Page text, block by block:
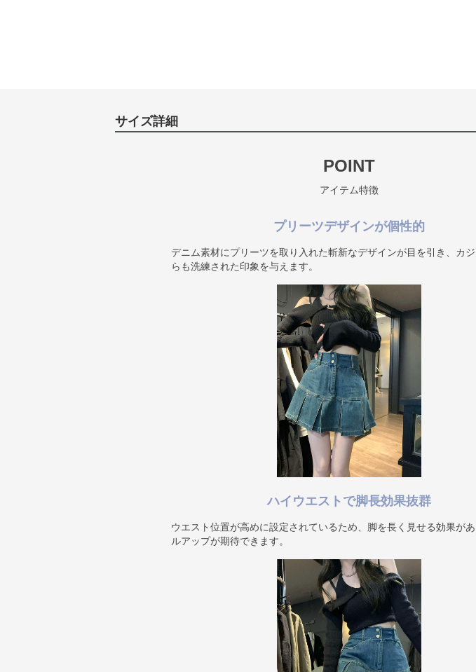
サイズ詳細
POINT
アイテム特徴
プリーツデザインが個性的
デニム素材にプリーツを取り入れた斬新なデザインが目を引き、カ
らも洗練された印象を与えます。
ハイウエストで脚長効果抜群
ウエスト位置が高めに設定されているため、脚を長く見せる効果が
ルアップが期待できます。